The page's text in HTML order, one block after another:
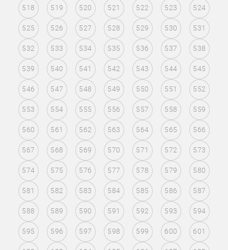
518 519 520 521 522 523 524
525 526 527 528 529 530 531
532 533 534 535 536 537 538
539 540 541 542 543 544 545
546 547 548 549 550 551 552
553 554 555 556 557 558 559
560 561 562 563 564 565 566
567 568 569 570 571 572 573
574 575 576 577 578 579 580
581 582 583 584 585 586 587
588 589 590 591 592 593 594
595 596 597 598 599 600 601